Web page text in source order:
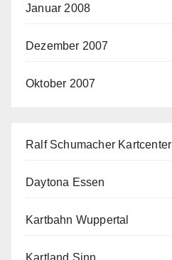
Januar 2008
Dezember 2007
Oktober 2007
Ralf Schumacher Kartcenter
Daytona Essen
Kartbahn Wuppertal